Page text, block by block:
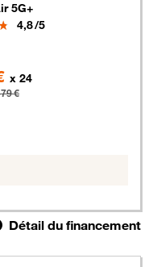
5G+
Note
4,8/5
x 24
€
Détail du financement